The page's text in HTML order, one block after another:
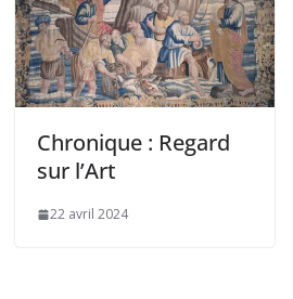
Chronique : Regard
sur l’Art
22 avril 2024